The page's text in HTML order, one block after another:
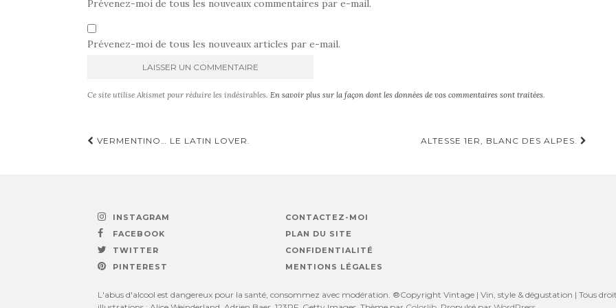
Prévenez-moi de tous les nouveaux commentaires par e-mail.
Prévenez-moi de tous les nouveaux articles par e-mail.
l
r
Ce site utilise Akismet pour réduire les indésirables. En savoir plus sur la façon dont les données de vos commentaires sont traitées.
Navigation
VERMENTINO… LE LATIN LOVER. ALTESSE 1ER, BLANC DES ALPES.
INSTAGRAM
FACEBOOK
TWITTER
PINTEREST
CONTACTEZ-MOI
PLAN DU SITE
CONFIDENTIALITÉ
MENTIONS LÉGALES
L'abus d'alcool est dangereux pour la santé, consommez avec modération. ®Copyright Vintage | Vin, style & dégustation | Tous